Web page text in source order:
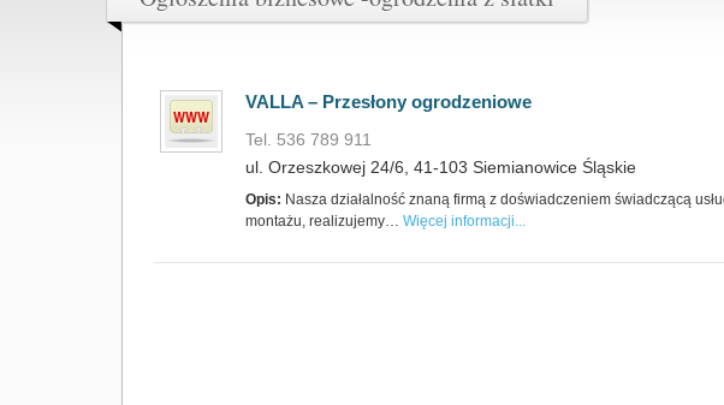
VALLA – Przesłony ogrodzeniowe
Tel. 536 789 911
ul. Orzeszkowej 24/6, 41-103 Siemianowice Śląskie
Opis: Nasza działalność znaną firmą z doświadczeniem świadczącą
montażu, realizujemy… Więcej informacji...